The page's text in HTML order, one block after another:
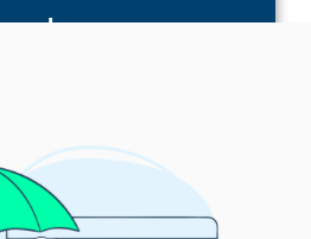
reale